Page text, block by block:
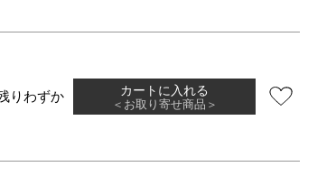
りわずか カートに入れる
＜お取り寄せ商品＞